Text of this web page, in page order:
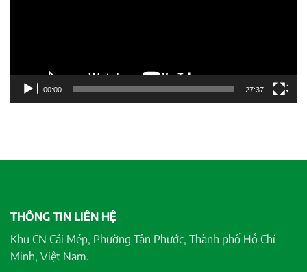
00:00 27:37
THÔNG TIN LIÊN HỆ
Khu CN Cái Mép, Phường Tân Phước, Thành phố Hồ Chí
Minh, Việt Nam.